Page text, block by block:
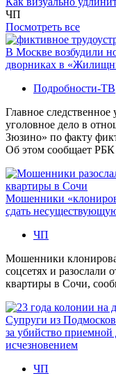
ЧП
Посмотреть все
В Москве возбудили
дворниках в
Подробности-ТВ
Главное
уголовное дело в
Зюзино» по факту
Об этом сообщает
Мошенники
сдать
ЧП
Мошенники
соцсетях и разослали
квартиры в Сочи,
Супруги из
за убийство приемной
исчезновением
ЧП